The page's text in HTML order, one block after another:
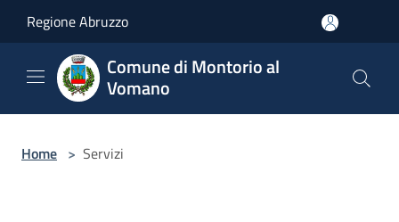
Regione Abruzzo
Comune di Montorio al
Vomano
Home > Servizi